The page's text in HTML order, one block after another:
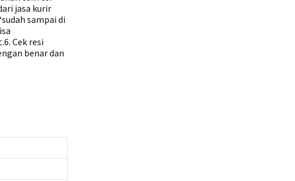
jasa kurir
sampai di
Cek resi
benar dan